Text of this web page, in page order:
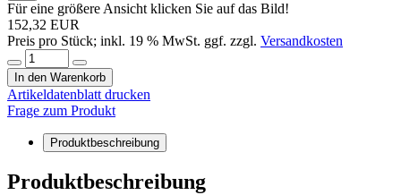
Für eine größere Ansicht klicken Sie auf das Bild!
152,32 EUR
Preis pro Stück; inkl. 19 % MwSt. ggf. zzgl. Versandkosten
In den Warenkorb
Artikeldatenblatt drucken
Frage zum Produkt
Produktbeschreibung
Produktbeschreibung